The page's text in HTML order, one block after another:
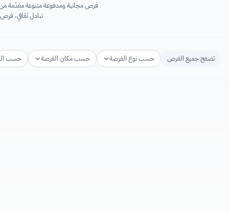
فرص مجانية ومدفوعة متنوعة مقدّمة من
تبادل ثقافي،
تصفح جميع الفرص حسب نوع الفرصة حسب مكان الفرصة حسب